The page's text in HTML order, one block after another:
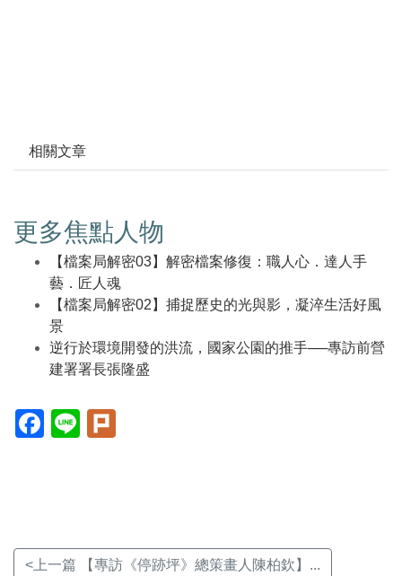
相關文章
更多焦點人物
【檔案局解密03】解密檔案修復：職人心．達人手
藝．匠人魂
【檔案局解密02】捕捉歷史的光與影，凝淬生活好風
景
逆行於環境開發的洪流，國家公園的推手──專訪前營
建署署長張隆盛
Facebook(另
開
Line(另
開
<上一篇 【專訪《停跡坪》總策畫人陳柏欽】...